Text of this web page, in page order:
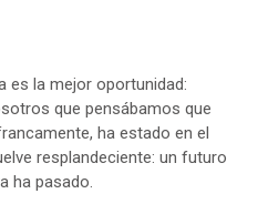
es la mejor oportunidad:
que pensábamos que
ha estado en el
resplandeciente: un futuro
ha pasado.